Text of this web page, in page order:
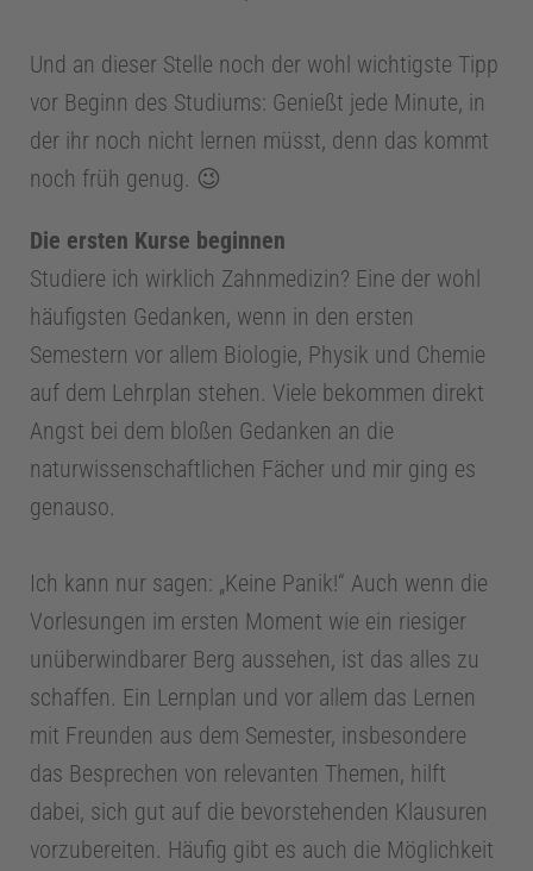
l
o
g
i
e
Z
a
h
n
t
e
c
Und an dieser Stelle noch der wohl wichtigste Tipp
vor Beginn des Studiums: Genießt jede Minute, in
der ihr noch nicht lernen müsst, denn das kommt
noch früh genug. 😉
Die ersten Kurse beginnen
Studiere ich wirklich Zahnmedizin? Eine der wohl
häufigsten Gedanken, wenn in den ersten
Semestern vor allem Biologie, Physik und Chemie
auf dem Lehrplan stehen. Viele bekommen direkt
Angst bei dem bloßen Gedanken an die
naturwissenschaftlichen Fächer und mir ging es
genauso.
Ich kann nur sagen: „Keine Panik!“ Auch wenn die
Vorlesungen im ersten Moment wie ein riesiger
unüberwindbarer Berg aussehen, ist das alles zu
schaffen. Ein Lernplan und vor allem das Lernen
mit Freunden aus dem Semester, insbesondere
das Besprechen von relevanten Themen, hilft
dabei, sich gut auf die bevorstehenden Klausuren
vorzubereiten. Häufig gibt es auch die Möglichkeit